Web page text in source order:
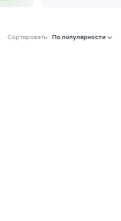
Сортировать: По популярности